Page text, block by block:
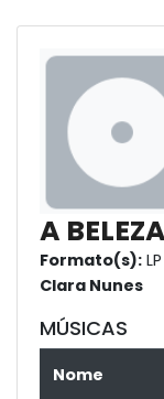
A
Formato(s):
Clara Nunes
MÚSICAS
Nome